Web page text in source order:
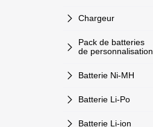
Chargeur
Pack de batteries
de personnalisation
Batterie Ni-MH
Batterie Li-Po
Batterie Li-ion